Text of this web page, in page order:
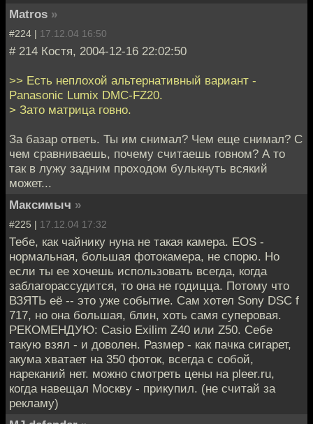
Matros »
#224 | 17.12.04 16:50
# 214 Костя, 2004-12-16 22:02:50
>> Есть неплохой альтернативный вариант -
Panasonic Lumix DMC-FZ20.
> Зато матрица говно.
За базар ответь. Ты им снимал? Чем еще снимал? С
чем сравниваешь, почему считаешь говном? А то
так в лужу задним проходом булькнуть всякий
может...
Максимыч »
#225 | 17.12.04 17:32
Тебе, как чайнику нуна не такая камера. EOS -
нормальная, большая фотокамера, не спорю. Но
если ты ее хочешь использовать всегда, когда
заблагорассудится, то она не годицца. Потому что
ВЗЯТЬ её -- это уже событие. Сам хотел Sony DSC f
717, но она большая, блин, хоть самя суперовая.
РЕКОМЕНДУЮ: Casio Exilim Z40 или Z50. Себе
такую взял - и доволен. Размер - как пачка сигарет,
акума хватает на 350 фоток, всегда с собой,
нареканий нет. можно смотреть цены на pleer.ru,
когда навещал Москву - прикупил. (не считай за
рекламу)